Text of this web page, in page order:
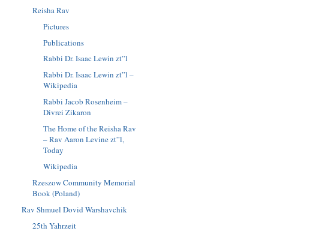
Reisha Rav
Pictures
Publications
Rabbi Dr. Isaac Lewin zt”l
Rabbi Dr. Isaac Lewin zt”l –
Wikipedia
Rabbi Jacob Rosenheim –
Divrei Zikaron
The Home of the Reisha Rav
– Rav Aaron Levine zt”l,
Today
Wikipedia
Rzeszow Community Memorial
Book (Poland)
Rav Shmuel Dovid Warshavchik
25th Yahrzeit